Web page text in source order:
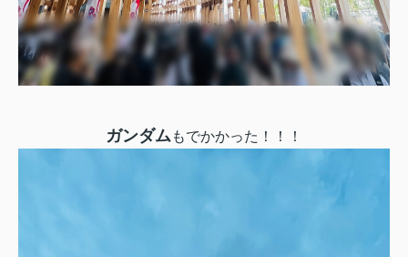
ガンダムもでかかった！！！